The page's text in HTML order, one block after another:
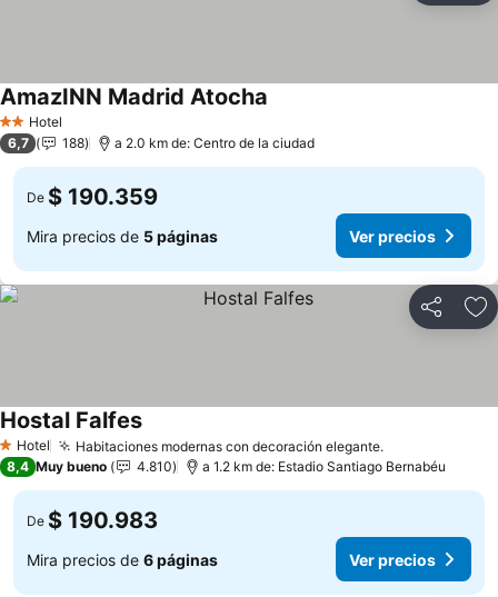
2 Estrellas
Hotel
AmazINN Madrid Atocha
6,7 188 a 2.0 km de: Centro de la ciudad
De $ 190.359
Mira precios de 5 páginas Ver precios
Compartir
1 Estrellas
Hotel Habitaciones modernas con decoración elegante.Ver precios
Hostal FalfesVer precios
8,4 Muy bueno 4.810 a 1.2 km de: Estadio Santiago Bernabéu
De $ 190.983
Mira precios de 6 páginas Ver precios